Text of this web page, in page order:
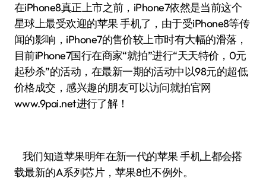
在iPhone8真正上市之前，iPhone7依然是当前这个
星球上最受欢迎的苹果 手机了，由于受iPhone8等传
闻的影响，iPhone7的售价较上市时有大幅的滑落，
目前iPhone7国行在商家“就拍”进行“天天特价，0元
起秒杀”的活动，在最新一期的活动中以98元的超低
价格成交，感兴趣的朋友可以访问就拍官网
www.9pai.net进行了解！
我们知道苹果明年在新一代的苹果 手机上都会搭
载最新的A系列芯片，苹果8也不例外。